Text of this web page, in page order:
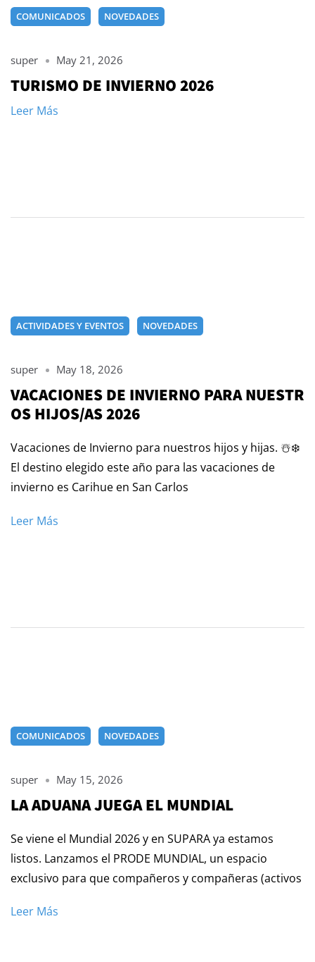
COMUNICADOS NOVEDADES
super May 21, 2026
TURISMO DE INVIERNO 2026
Leer Más
ACTIVIDADES Y EVENTOS NOVEDADES
super May 18, 2026
VACACIONES DE INVIERNO PARA NUESTR
OS HIJOS/AS 2026
Vacaciones de Invierno para nuestros hijos y hijas. ☃️❄️
El destino elegido este año para las vacaciones de
invierno es Carihue en San Carlos
Leer Más
COMUNICADOS NOVEDADES
super May 15, 2026
LA ADUANA JUEGA EL MUNDIAL
Se viene el Mundial 2026 y en SUPARA ya estamos
listos. Lanzamos el PRODE MUNDIAL, un espacio
exclusivo para que compañeros y compañeras (activos
Leer Más